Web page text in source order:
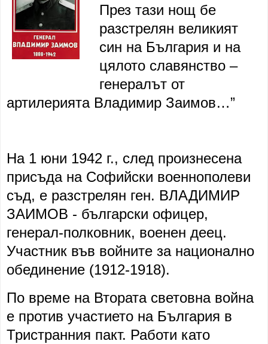
През тази нощ бе
разстрелян великият
син на България и на
цялото славянство –
генералът от
артилерията Владимир Заимов…”
На 1 юни 1942 г., след произнесена
присъда на Софийски военнополеви
съд, е разстрелян ген. ВЛАДИМИР
ЗАИМОВ - български офицер,
генерал-полковник, военен деец.
Участник във войните за национално
обединение (1912-1918).
По време на Втората световна война
е против участието на България в
Тристранния пакт. Работи като